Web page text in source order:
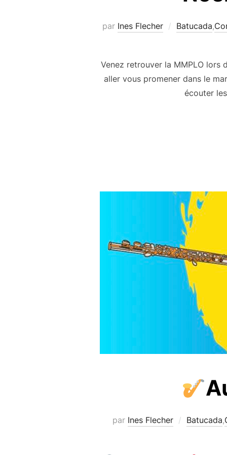
par Ines Flecher Batucada,
Venez retrouver la MMPLO lors
aller vous promener dans le
écouter
par Ines Flecher Batucada,